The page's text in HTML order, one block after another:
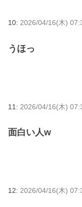
10: 2026/04/16(木)
うほっ
11: 2026/04/16(木)
面白い人w
12: 2026/04/16(木)